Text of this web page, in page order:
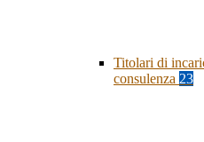
Titolari di
consulenza 23